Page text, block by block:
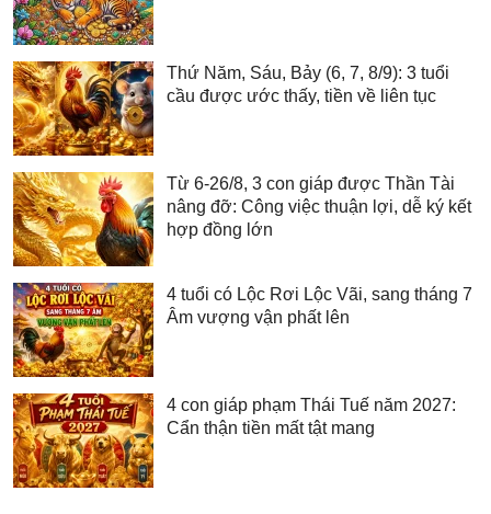
Thứ Năm, Sáu, Bảy (6, 7, 8/9): 3 tuổi
cầu được ước thấy, tiền về liên tục
Từ 6-26/8, 3 con giáp được Thần Tài
nâng đỡ: Công việc thuận lợi, dễ ký kết
hợp đồng lớn
4 tuổi có Lộc Rơi Lộc Vãi, sang tháng 7
Âm vượng vận phất lên
4 con giáp phạm Thái Tuế năm 2027:
Cẩn thận tiền mất tật mang